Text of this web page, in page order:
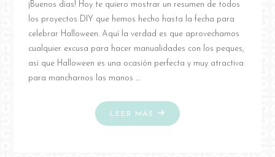
¡Buenos días! Hoy te quiero mostrar un resumen de todos
los proyectos DIY que hemos hecho hasta la fecha para
celebrar Halloween. Aquí la verdad es que aprovechamos
cualquier excusa para hacer manualidades con los peques,
así que Halloween es una ocasión perfecta y muy atractiva
para mancharnos las manos …
LEER MÁS
"MANUALIDADES
FÁCILES